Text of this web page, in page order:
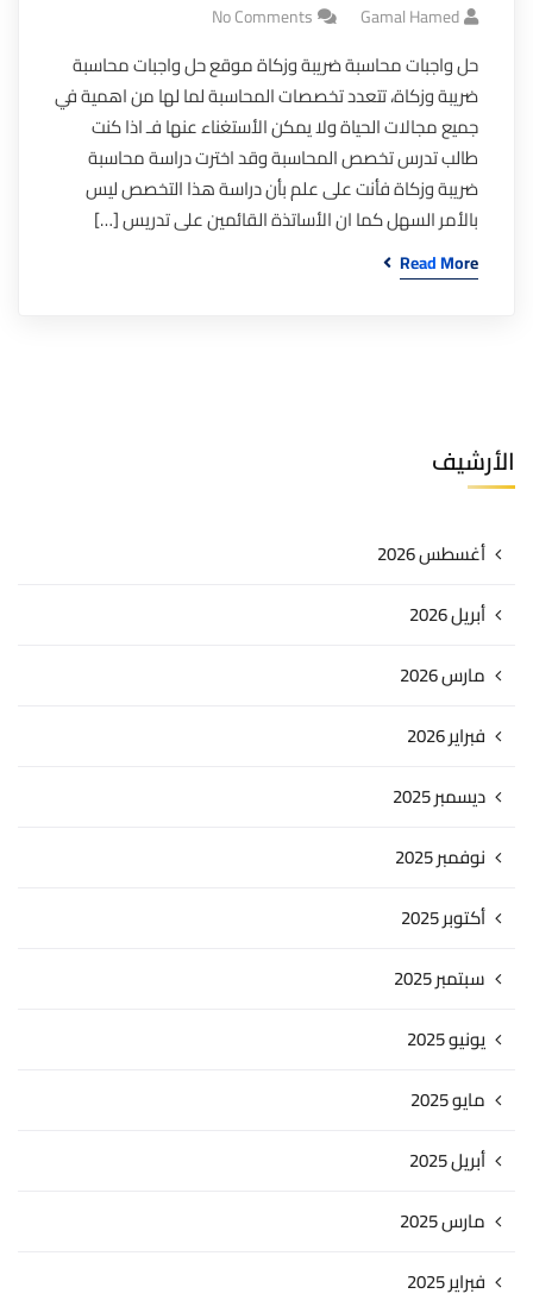
Gamal Hamed
No Comments
حل واجبات محاسبة ضريبة وزكاة موقع حل واجبات محاسبة
ضريبة وزكاة، تتعدد تخصصات المحاسبة لما لها من اهمية في
جميع مجالات الحياة ولا يمكن الأستغناء عنها فـ اذا كنت
طالب تدرس تخصص المحاسبة وقد اخترت دراسة محاسبة
ضريبة وزكاة فأنت على علم بأن دراسة هذا التخصص ليس
بالأمر السهل كما ان الأساتذة القائمين على تدريس […]
Read More
الأرشيف
أغسطس 2026
أبريل 2026
مارس 2026
فبراير 2026
ديسمبر 2025
نوفمبر 2025
أكتوبر 2025
سبتمبر 2025
يونيو 2025
مايو 2025
أبريل 2025
مارس 2025
فبراير 2025